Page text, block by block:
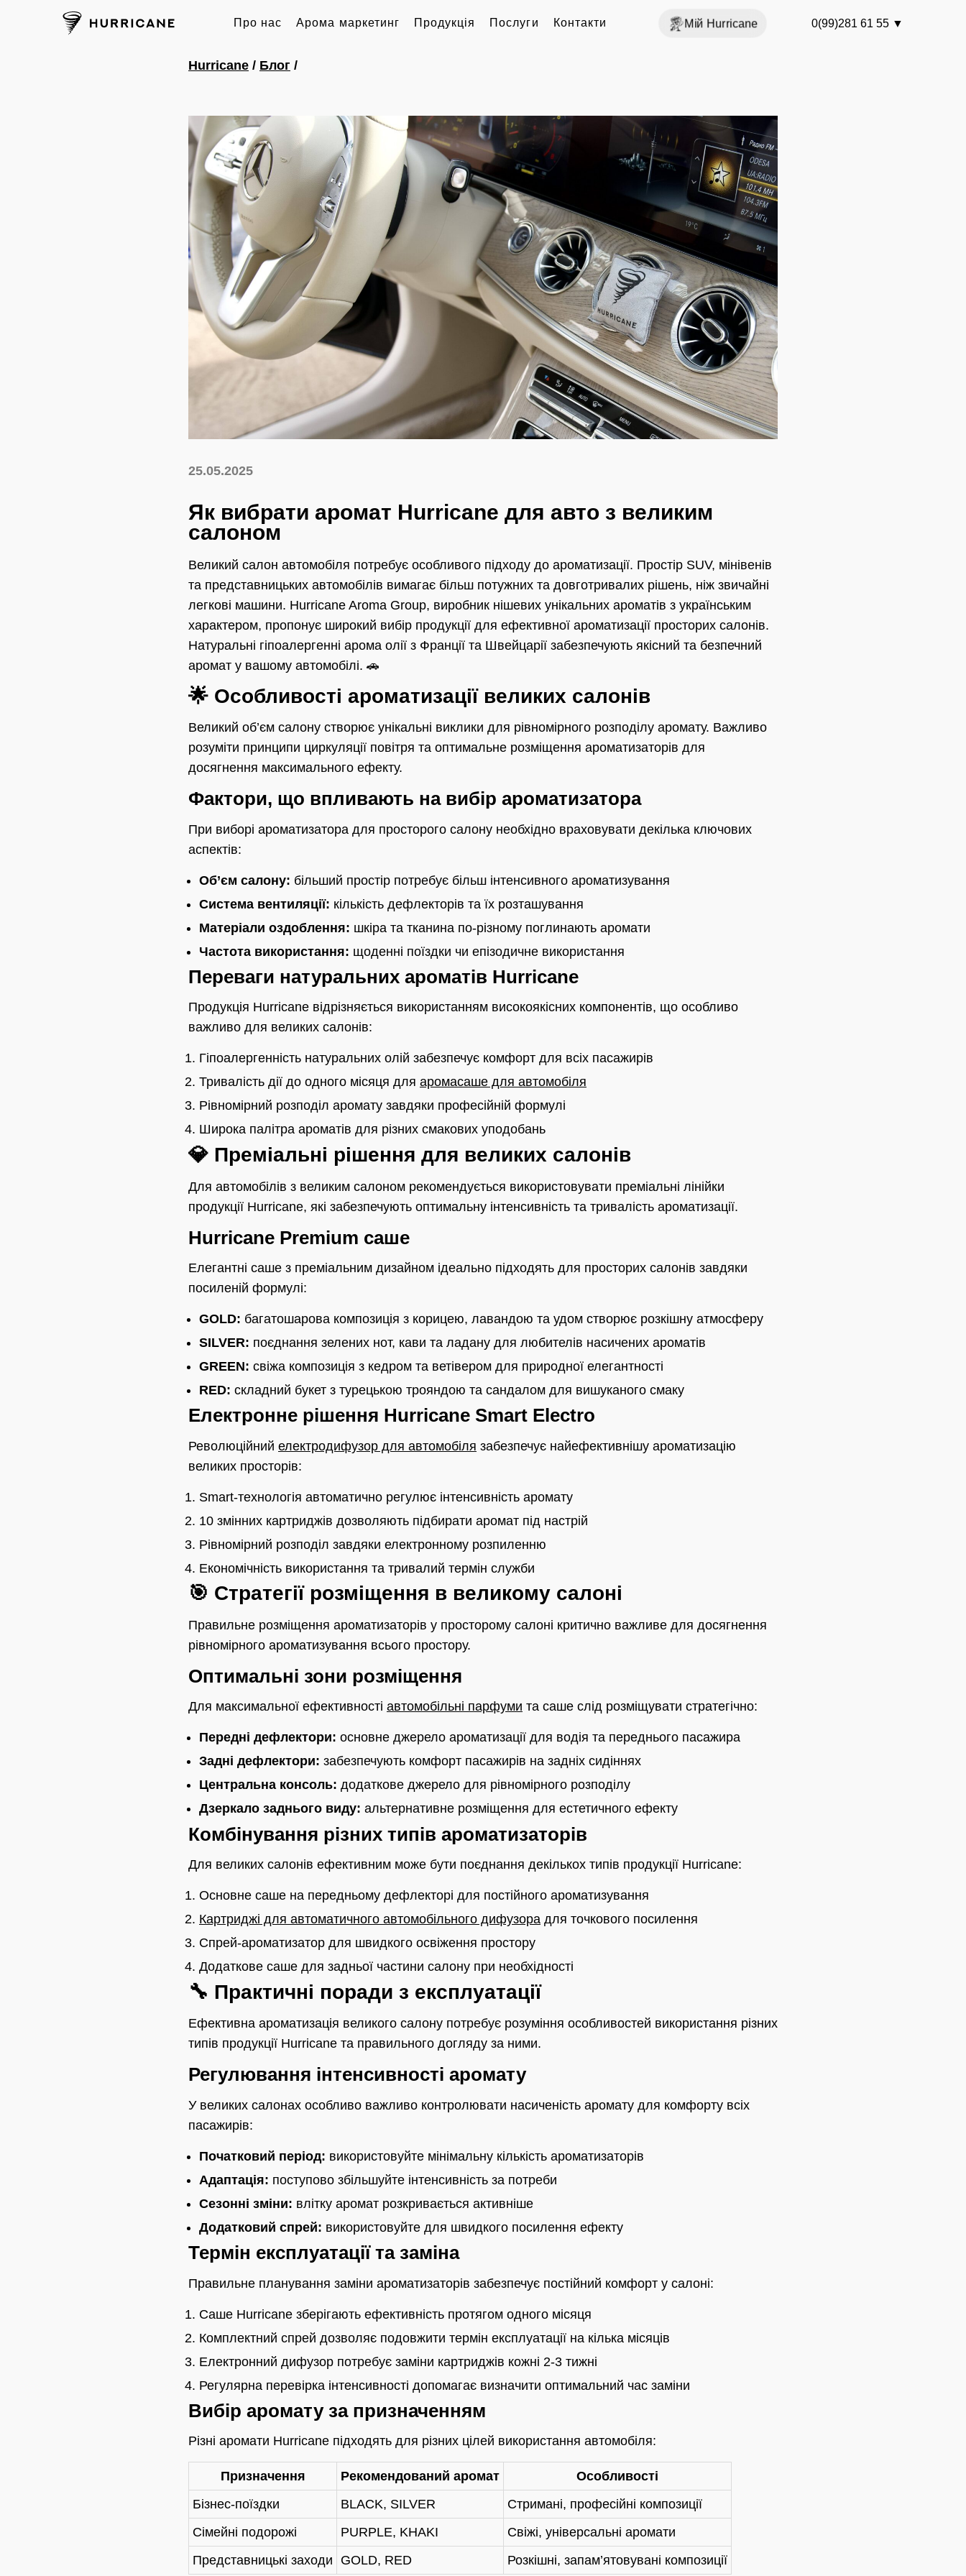
Про нас Арома маркетинг Продукція Послуги Контакти Мій Hurricane 0(99)281 61 55 ▼
Hurricane / Блог /
25.05.2025
Як вибрати аромат Hurricane для авто з великим
салоном
Великий салон автомобіля потребує особливого підходу до ароматизації. Простір SUV, мінівенів
та представницьких автомобілів вимагає більш потужних та довготривалих рішень, ніж звичайні
легкові машини. Hurricane Aroma Group, виробник нішевих унікальних ароматів з українським
характером, пропонує широкий вибір продукції для ефективної ароматизації просторих салонів.
Натуральні гіпоалергенні арома олії з Франції та Швейцарії забезпечують якісний та безпечний
аромат у вашому автомобілі. 🚗
🌟 Особливості ароматизації великих салонів
Великий об’єм салону створює унікальні виклики для рівномірного розподілу аромату. Важливо
розуміти принципи циркуляції повітря та оптимальне розміщення ароматизаторів для
досягнення максимального ефекту.
Фактори, що впливають на вибір ароматизатора
При виборі ароматизатора для просторого салону необхідно враховувати декілька ключових
аспектів:
Об’єм салону: більший простір потребує більш інтенсивного ароматизування
Система вентиляції: кількість дефлекторів та їх розташування
Матеріали оздоблення: шкіра та тканина по-різному поглинають аромати
Частота використання: щоденні поїздки чи епізодичне використання
Переваги натуральних ароматів Hurricane
Продукція Hurricane відрізняється використанням високоякісних компонентів, що особливо
важливо для великих салонів:
Гіпоалергенність натуральних олій забезпечує комфорт для всіх пасажирів
Тривалість дії до одного місяця для аромасаше для автомобіля
Рівномірний розподіл аромату завдяки професійній формулі
Широка палітра ароматів для різних смакових уподобань
💎 Преміальні рішення для великих салонів
Для автомобілів з великим салоном рекомендується використовувати преміальні лінійки
продукції Hurricane, які забезпечують оптимальну інтенсивність та тривалість ароматизації.
Hurricane Premium саше
Елегантні саше з преміальним дизайном ідеально підходять для просторих салонів завдяки
посиленій формулі:
GOLD: багатошарова композиція з корицею, лавандою та удом створює розкішну атмосферу
SILVER: поєднання зелених нот, кави та ладану для любителів насичених ароматів
GREEN: свіжа композиція з кедром та ветівером для природної елегантності
RED: складний букет з турецькою трояндою та сандалом для вишуканого смаку
Електронне рішення Hurricane Smart Electro
Революційний електродифузор для автомобіля забезпечує найефективнішу ароматизацію
великих просторів:
Smart-технологія автоматично регулює інтенсивність аромату
10 змінних картриджів дозволяють підбирати аромат під настрій
Рівномірний розподіл завдяки електронному розпиленню
Економічність використання та тривалий термін служби
🎯 Стратегії розміщення в великому салоні
Правильне розміщення ароматизаторів у просторому салоні критично важливе для досягнення
рівномірного ароматизування всього простору.
Оптимальні зони розміщення
Для максимальної ефективності автомобільні парфуми та саше слід розміщувати стратегічно:
Передні дефлектори: основне джерело ароматизації для водія та переднього пасажира
Задні дефлектори: забезпечують комфорт пасажирів на задніх сидіннях
Центральна консоль: додаткове джерело для рівномірного розподілу
Дзеркало заднього виду: альтернативне розміщення для естетичного ефекту
Комбінування різних типів ароматизаторів
Для великих салонів ефективним може бути поєднання декількох типів продукції Hurricane:
Основне саше на передньому дефлекторі для постійного ароматизування
Картриджі для автоматичного автомобільного дифузора для точкового посилення
Спрей-ароматизатор для швидкого освіження простору
Додаткове саше для задньої частини салону при необхідності
🔧 Практичні поради з експлуатації
Ефективна ароматизація великого салону потребує розуміння особливостей використання різних
типів продукції Hurricane та правильного догляду за ними.
Регулювання інтенсивності аромату
У великих салонах особливо важливо контролювати насиченість аромату для комфорту всіх
пасажирів:
Початковий період: використовуйте мінімальну кількість ароматизаторів
Адаптація: поступово збільшуйте інтенсивність за потреби
Сезонні зміни: влітку аромат розкривається активніше
Додатковий спрей: використовуйте для швидкого посилення ефекту
Термін експлуатації та заміна
Правильне планування заміни ароматизаторів забезпечує постійний комфорт у салоні:
Саше Hurricane зберігають ефективність протягом одного місяця
Комплектний спрей дозволяє подовжити термін експлуатації на кілька місяців
Електронний дифузор потребує заміни картриджів кожні 2-3 тижні
Регулярна перевірка інтенсивності допомагає визначити оптимальний час заміни
Вибір аромату за призначенням
Різні аромати Hurricane підходять для різних цілей використання автомобіля:
Призначення Рекомендований аромат
Особливості
Бізнес-поїздки
BLACK, SILVER
Стримані, професійні композиції
Сімейні подорожі
PURPLE, KHAKI
Свіжі, універсальні аромати
Представницькі заходи
GOLD, RED Розкішні, запам’ятовувані композиції